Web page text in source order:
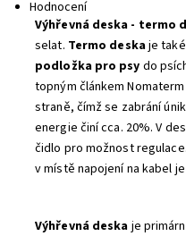
Hodnocení
Výhřevná deska - termo
selat. Termo deskaje také
podložka pro psy do
topným článkem
straně, čímž se zabrání
energie činí cca. 20%. V
čidlo pro možnost
v místě napojení na kabel
Výhřevná deska je